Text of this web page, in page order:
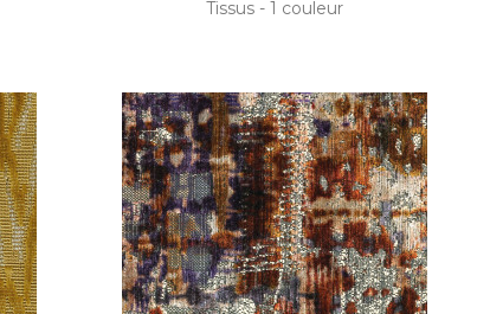
Tissus 1 couleur